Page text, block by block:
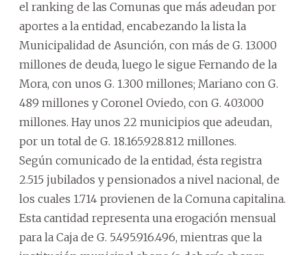
el ranking de las Comunas que más adeudan por
aportes a la entidad, encabezando la lista la
Municipalidad de Asunción, con más de G. 13.000
millones de deuda, luego le sigue Fernando de la
Mora, con unos G. 1.300 millones; Mariano con G.
489 millones y Coronel Oviedo, con G. 403.000
millones. Hay unos 22 municipios que adeudan,
por un total de G. 18.165.928.812 millones.
Según comunicado de la entidad, ésta registra
2.515 jubilados y pensionados a nivel nacional, de
los cuales 1.714 provienen de la Comuna capitalina.
Esta cantidad representa una erogación mensual
para la Caja de G. 5.495.916.496, mientras que la